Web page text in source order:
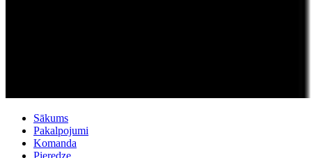
Sākums
Pakalpojumi
Komanda
Pieredze